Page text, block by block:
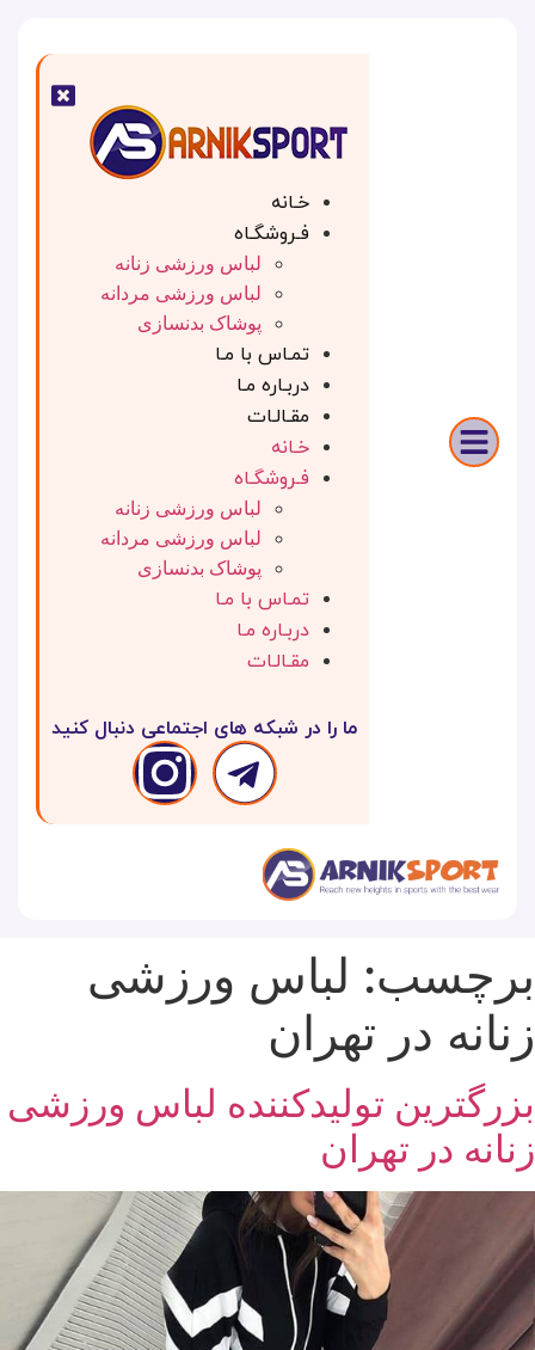
خـانه
فـروشگـاه
لباس ورزشی زنانه
لباس ورزشی مردانه
پوشاک بدنسازی
تمـاس با مـا
دربـاره مـا
مقـالـات
خـانه
فـروشگـاه
لباس ورزشی زنانه
لباس ورزشی مردانه
پوشاک بدنسازی
تمـاس با مـا
دربـاره مـا
مقـالـات
ما را در شبکه های اجتماعی دنبال کنید
برچسب: لباس ورزشی
زنانه در تهران
بزرگترین تولیدکننده لباس ورزشی
زنانه در تهران